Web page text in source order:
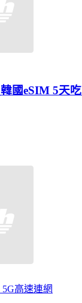
國eSIM 5天
高速連網